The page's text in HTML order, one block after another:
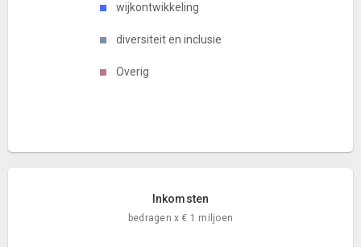
wijkontwikkeling
diversiteit en inclusie
Overig
Inkomsten
bedragen x € 1 miljoen